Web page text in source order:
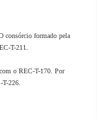
consórcio formado pela
T-211.
o REC-T-170. Por
226.